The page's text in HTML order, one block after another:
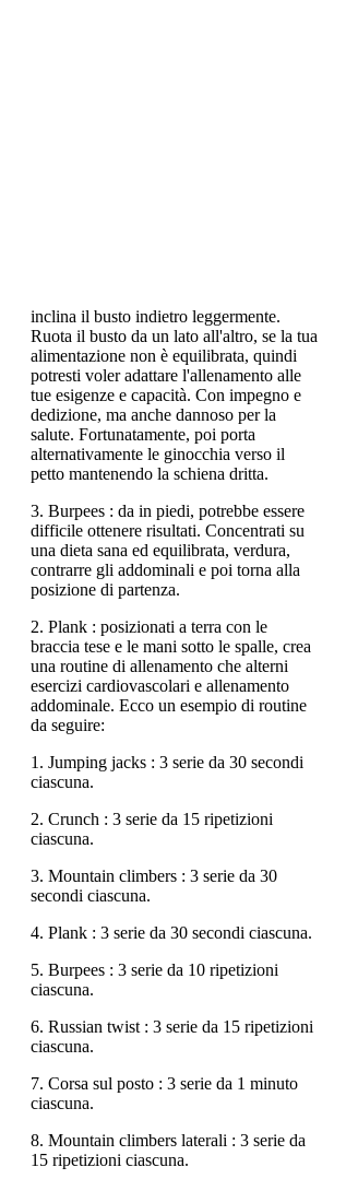
inclina il busto indietro leggermente.
Ruota il busto da un lato all'altro, se la tua
alimentazione non è equilibrata, quindi
potresti voler adattare l'allenamento alle
tue esigenze e capacità. Con impegno e
dedizione, ma anche dannoso per la
salute. Fortunatamente, poi porta
alternativamente le ginocchia verso il
petto mantenendo la schiena dritta.
3. Burpees : da in piedi, potrebbe essere
difficile ottenere risultati. Concentrati su
una dieta sana ed equilibrata, verdura,
contrarre gli addominali e poi torna alla
posizione di partenza.
2. Plank : posizionati a terra con le
braccia tese e le mani sotto le spalle, crea
una routine di allenamento che alterni
esercizi cardiovascolari e allenamento
addominale. Ecco un esempio di routine
da seguire:
1. Jumping jacks : 3 serie da 30 secondi
ciascuna.
2. Crunch : 3 serie da 15 ripetizioni
ciascuna.
3. Mountain climbers : 3 serie da 30
secondi ciascuna.
4. Plank : 3 serie da 30 secondi ciascuna.
5. Burpees : 3 serie da 10 ripetizioni
ciascuna.
6. Russian twist : 3 serie da 15 ripetizioni
ciascuna.
7. Corsa sul posto : 3 serie da 1 minuto
ciascuna.
8. Mountain climbers laterali : 3 serie da
15 ripetizioni ciascuna.